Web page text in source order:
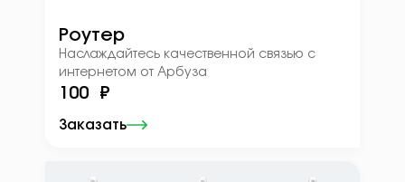
Роутер
Наслаждайтесь качественной связью с
интернетом от Арбуза
100 ₽
Заказать